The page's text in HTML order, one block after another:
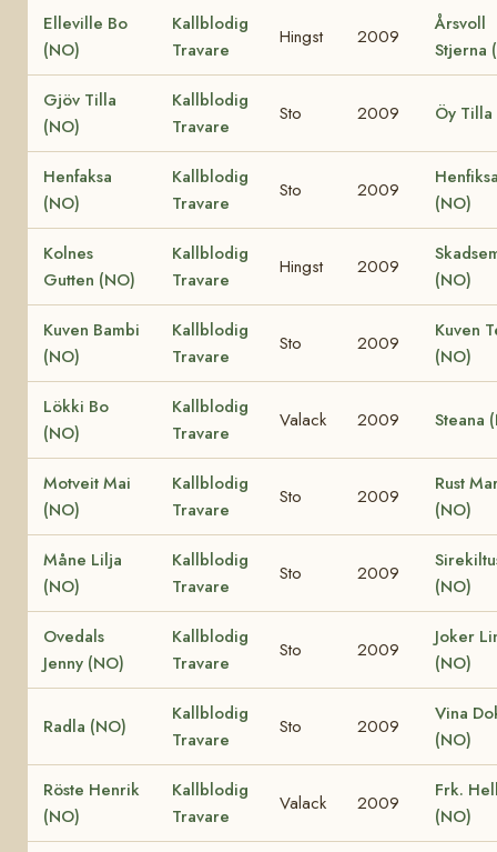
Elleville Bo
(NO)
Kallblodig
Travare
Hingst 2009
Årsvoll
Stjerna
Gjöv Tilla
(NO)
Kallblodig
Travare
Sto 2009 Öy
Henfaksa
(NO)
Kallblodig
Travare
Sto 2009
(NO)
Kolnes
Gutten (NO)
Kallblodig
Travare
Hingst 2009
(NO)
Kuven Bambi
(NO)
Kallblodig
Travare
Sto 2009
Kuven
(NO)
Lökki Bo
(NO)
Kallblodig
Travare
Valack 2009 Steana
Motveit Mai
(NO)
Kallblodig
Travare
Sto 2009
Rust
(NO)
Måne Lilja
(NO)
Kallblodig
Travare
Sto 2009
(NO)
Ovedals
Jenny (NO)
Kallblodig
Travare
Sto 2009
Joker
(NO)
Radla (NO)
Kallblodig
Travare
Sto 2009
Vina
(NO)
Röste Henrik
(NO)
Kallblodig
Travare
Valack 2009
Frk.
(NO)